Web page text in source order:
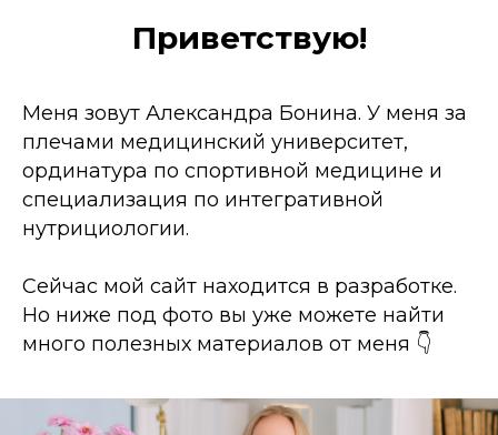
Приветствую!
Меня зовут Александра Бонина. У меня за
плечами медицинский университет,
ординатура по спортивной медицине и
специализация по интегративной
нутрициологии.
Сейчас мой сайт находится в разработке.
Но ниже под фото вы уже можете найти
много полезных материалов от меня 👇